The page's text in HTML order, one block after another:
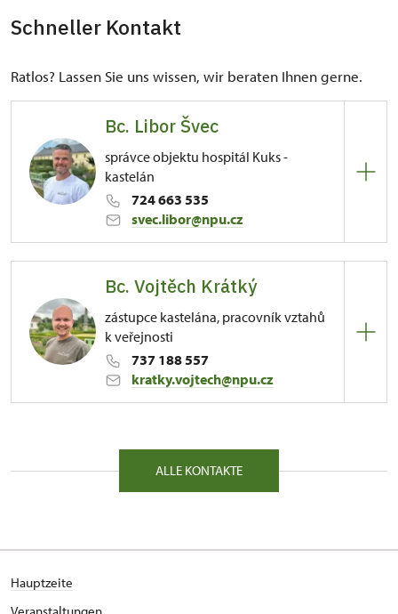
Schneller Kontakt
Ratlos? Lassen Sie uns wissen, wir beraten Ihnen gerne.
Bc. Libor Švec
správce objektu hospitál Kuks -
kastelán
724 663 535
svec.libor@npu.cz
81/, Kuks 81 54443
Bc. Vojtěch Krátký
zástupce kastelána, pracovník vztahů
k veřejnosti
737 188 557
kratky.vojtech@npu.cz
81/, Kuks 81 54443
ALLE KONTAKTE
Hauptzeite
Veranstaltungen